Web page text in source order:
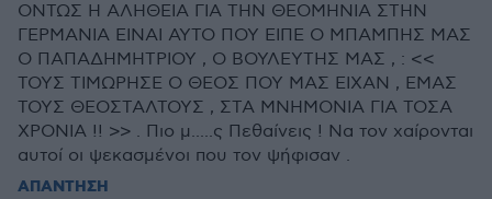
ΟΝΤΩΣ Η ΑΛΗΘΕΙΑ ΓΙΑ ΤΗΝ ΘΕΟΜΗΝΙΑ ΣΤΗΝ
ΓΕΡΜΑΝΙΑ ΕΙΝΑΙ ΑΥΤΟ ΠΟΥ ΕΙΠΕ Ο ΜΠΑΜΠΗΣ ΜΑΣ
Ο ΠΑΠΑΔΗΜΗΤΡΙΟΥ , Ο ΒΟΥΛΕΥΤΗΣ ΜΑΣ , : <<
ΤΟΥΣ ΤΙΜΩΡΗΣΕ Ο ΘΕΟΣ ΠΟΥ ΜΑΣ ΕΙΧΑΝ , ΕΜΑΣ
ΤΟΥΣ ΘΕΟΣΤΑΛΤΟΥΣ , ΣΤΑ ΜΝΗΜΟΝΙΑ ΓΙΑ ΤΟΣΑ
ΧΡΟΝΙΑ !! >> . Πιο μ.....ς Πεθαίνεις ! Να τον χαίρονται
αυτοί οι ψεκασμένοι που τον ψήφισαν .
ΑΠΑΝΤΗΣΗ